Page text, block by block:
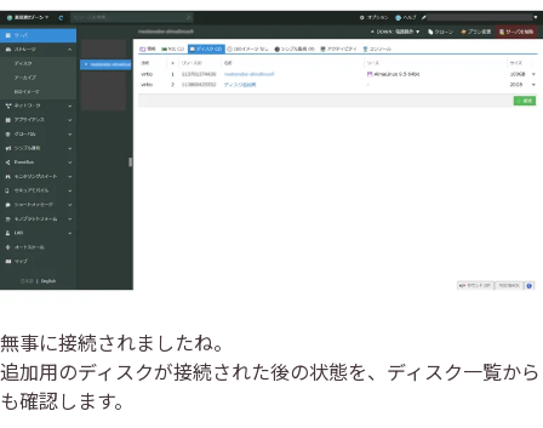
無事に接続されましたね。
追加用のディスクが接続された後の状態を、ディスク一覧から
も確認します。